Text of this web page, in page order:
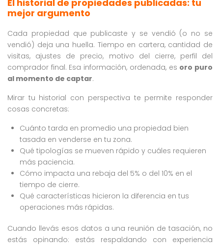
El historial de propiedades publicadas: tu
mejor argumento
Cada propiedad que publicaste y se vendió (o no se
vendió) deja una huella. Tiempo en cartera, cantidad de
visitas, ajustes de precio, motivo del cierre, perfil del
comprador final. Esa información, ordenada, es oro puro
al momento de captar.
Mirar tu historial con perspectiva te permite responder
cosas concretas:
Cuánto tarda en promedio una propiedad bien
tasada en venderse en tu zona.
Qué tipologías se mueven rápido y cuáles requieren
más paciencia.
Cómo impacta una rebaja del 5% o del 10% en el
tiempo de cierre.
Qué características hicieron la diferencia en tus
operaciones más rápidas.
Cuando llevás esos datos a una reunión de tasación, no
estás opinando: estás respaldando con experiencia